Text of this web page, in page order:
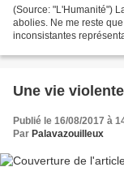
(Source: "L'Humanité")
abolies. Ne me reste
inconsistantes
Une vie violente
Publié le 16/08/2017 à
Par Palavazouilleux